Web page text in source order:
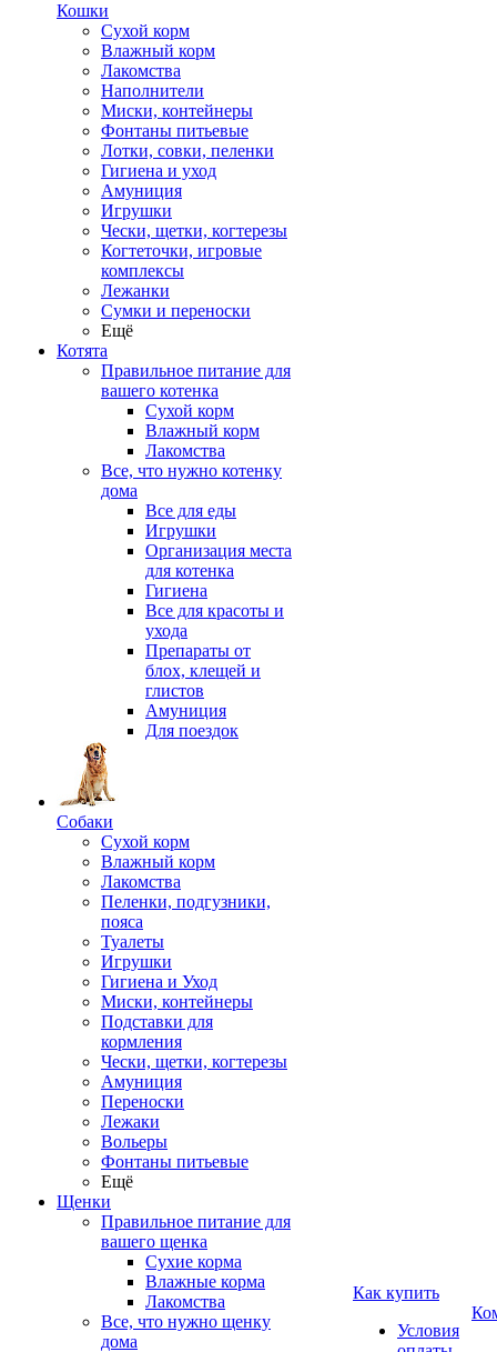
Кошки
Сухой корм
Влажный корм
Лакомства
Наполнители
Миски, контейнеры
Фонтаны питьевые
Лотки, совки, пеленки
Гигиена и уход
Амуниция
Игрушки
Чески, щетки, когтерезы
Когтеточки, игровые
комплексы
Лежанки
Сумки и переноски
Ещё
Котята
Правильное питание для
вашего котенка
Сухой корм
Влажный корм
Лакомства
Все, что нужно котенку
дома
Все для еды
Игрушки
Организация места
для котенка
Гигиена
Все для красоты и
ухода
Препараты от
блох, клещей и
глистов
Амуниция
Для поездок
Собаки
Сухой корм
Влажный корм
Лакомства
Пеленки, подгузники,
пояса
Туалеты
Игрушки
Гигиена и Уход
Миски, контейнеры
Подставки для
кормления
Чески, щетки, когтерезы
Амуниция
Переноски
Лежаки
Вольеры
Фонтаны питьевые
Ещё
Щенки
Правильное питание для
вашего щенка
Сухие корма
Влажные корма
Лакомства
Все, что нужно щенку
дома
Как купить
Условия